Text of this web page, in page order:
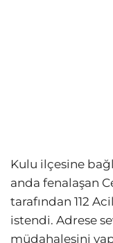
Kulu ilçesine
anda fenalaşan
tarafından 112
istendi. Adrese
müdahalesini